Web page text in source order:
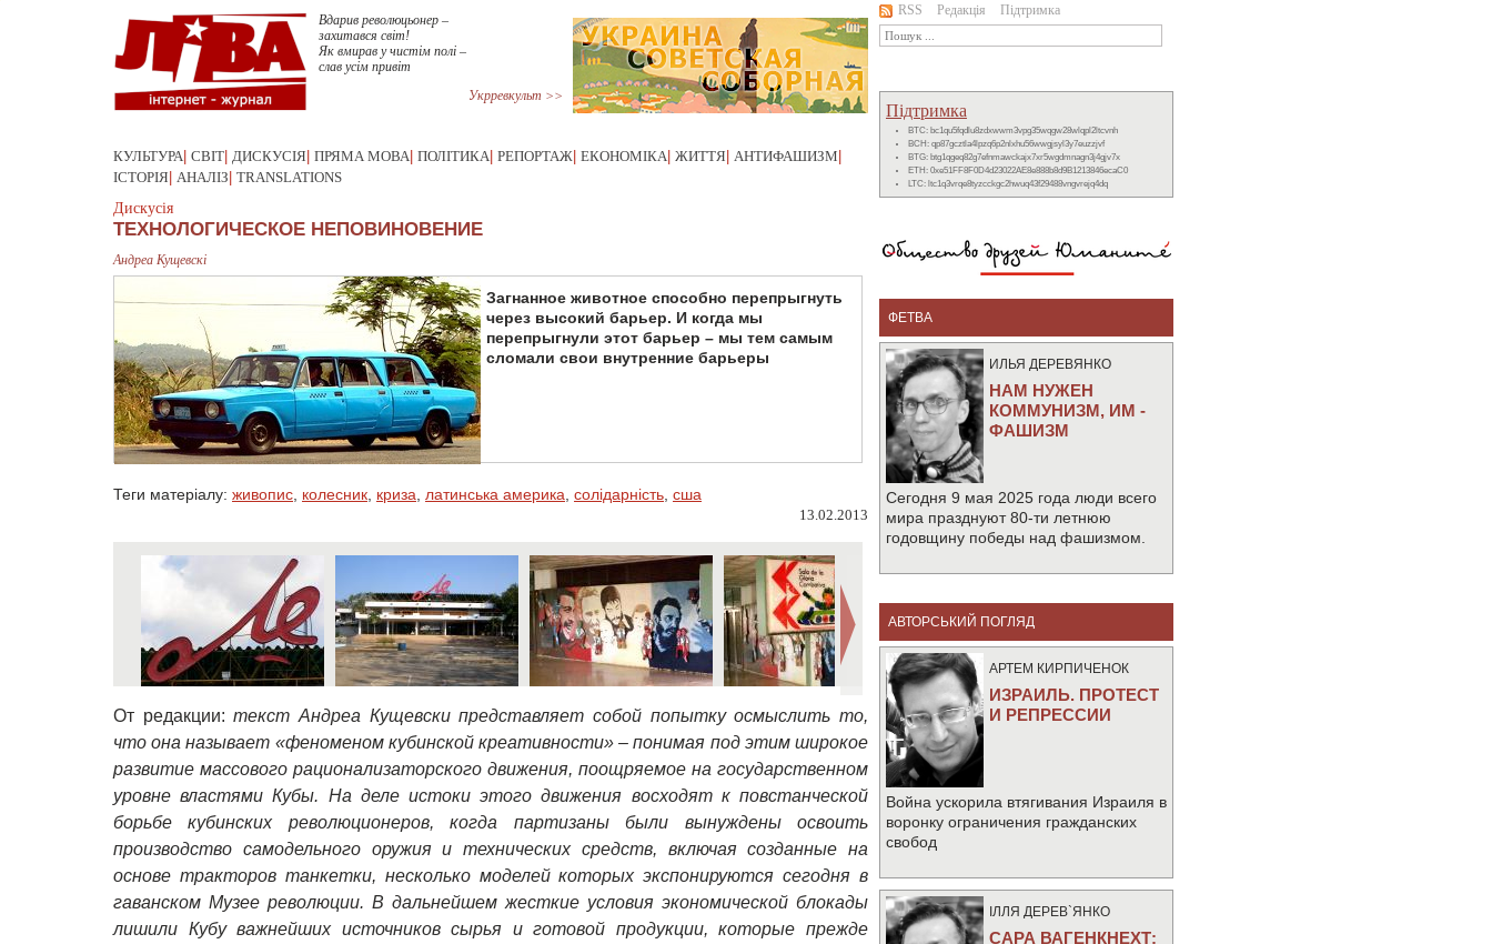
Вдарив революцьонер –
захитався світ!
Як вмирав у чистім полі –
слав усім привіт
Укрревкульт >>
КУЛЬТУРА СВІТ ДИСКУСІЯ ПРЯМА МОВА ПОЛІТИКА РЕПОРТАЖ ЕКОНОМІКА ЖИТТЯ АНТИФАШИЗМ
ІСТОРІЯ АНАЛІЗ TRANSLATIONS
Дискусія
ТЕХНОЛОГИЧЕСКОЕ НЕПОВИНОВЕНИЕ
Андреа Кущевскі
Загнанное животное способно перепрыгнуть
через высокий барьер. И когда мы
перепрыгнули этот барьер – мы тем самым
сломали свои внутренние барьеры
Теги матеріалу: живопис колесник криза латинська америка солідарність сша
13.02.2013
От редакции:текст Андреа Кущевски представляет собой попытку осмыслить то,
что она называет «феноменом кубинской креативности»– понимая под этимширокое
развитие массового рационализаторского движения, поощряемое на государственном
уровне властями Кубы. На деле истоки этого движения восходят к повстанческой
борьбе кубинских революционеров, когда партизаны были вынуждены освоить
производство самодельного оружия и технических средств, включая созданные на
основе тракторов танкетки, несколько моделей которых экспонируются сегодня в
гаванском Музее революции. В дальнейшем жесткие условия экономической блокады
лишили Кубу важнейших источников сырья и готовой продукции, которые прежде
RSS Редакція Підтримка
Підтримка
BTC: bc1qu5fqdlu8zdxwwm3vpg35wqgw28wlqpl2ltcvnh
BCH: qp87gcztla4lpzq6p2nlxhu56wwgjsyl3y7euzzjvf
BTG: btg1qgeq82g7efnmawckajx7xr5wgdmnagn3j4gjv7x
ETH: 0xe51FF8F0D4d23022AE8e888b8d9B1213846ecaC0
LTC: ltc1q3vrqe8tyzcckgc2hwuq43f29488vngvrejq4dq
ФЕТВА
ИЛЬЯ ДЕРЕВЯНКО
НАМ НУЖЕН
КОММУНИЗМ, ИМ -
ФАШИЗМ
Сегодня 9 мая 2025 года люди всего
мира празднуют 80-ти летнюю
годовщину победы над фашизмом.
АВТОРСЬКИЙ ПОГЛЯД
АРТЕМ КИРПИЧЕНОК
ИЗРАИЛЬ. ПРОТЕСТ
И РЕПРЕССИИ
Война ускорила втягивания Израиля в
воронку ограничения гражданских
свобод
IЛЛЯ ДЕРЕВ`ЯНКО
САРА ВАГЕНКНЕХТ: